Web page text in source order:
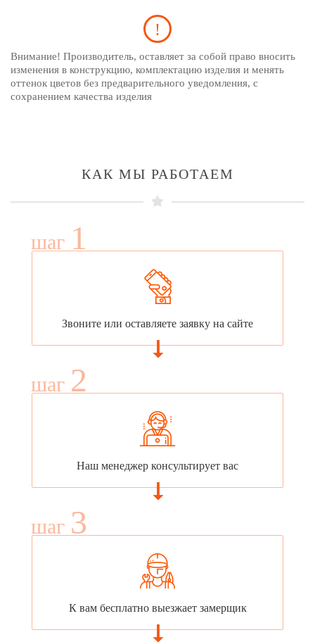
Внимание! Производитель, оставляет за собой право вносить
изменения в конструкцию, комплектацию изделия и менять
оттенок цветов без предварительного уведомления, с
сохранением качества изделия
КАК МЫ РАБОТАЕМ
шаг 1
Звоните или оставляете заявку на сайте
шаг 2
Наш менеджер консультирует вас
шаг 3
К вам бесплатно выезжает замерщик